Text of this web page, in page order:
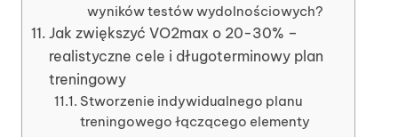
wyników testów wydolnościowych?
Jak zwiększyć VO2max o 20-30% –
realistyczne cele i długoterminowy plan
treningowy
Stworzenie indywidualnego planu
treningowego łączącego elementy